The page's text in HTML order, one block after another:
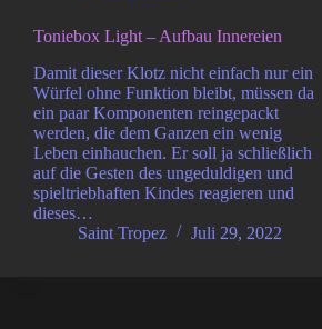
Toniebox Light – Aufbau Innereien
Damit dieser Klotz nicht einfach nur ein
Würfel ohne Funktion bleibt, müssen da
ein paar Komponenten reingepackt
werden, die dem Ganzen ein wenig
Leben einhauchen. Er soll ja schließlich
auf die Gesten des ungeduldigen und
spieltriebhaften Kindes reagieren und
dieses…
Saint Tropez
Juli 29, 2022